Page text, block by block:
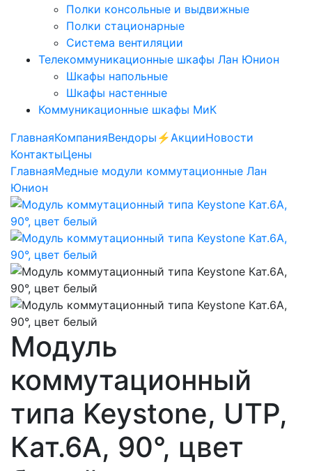
Полки консольные и выдвижные
Полки стационарные
Система вентиляции
Телекоммуникационные шкафы Лан Юнион
Шкафы напольные
Шкафы настенные
Коммуникационные шкафы МиК
ГлавнаяКомпанияВендоры ⚡️АкцииНовости
КонтактыЦены
ГлавнаяМедные модули коммутационные Лан
Юнион
Модуль
коммутационный
типа Keystone, UTP,
Кат.6A, 90°, цвет